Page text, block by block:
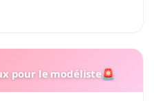
pour le modéliste🚨